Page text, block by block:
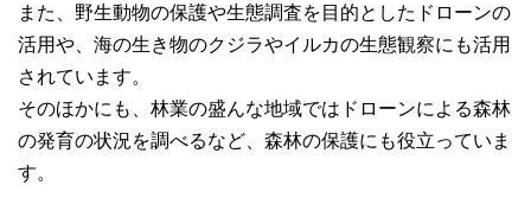
また、野生動物の保護や生態調査を目的としたドローンの
活用や、海の生き物のクジラやイルカの生態観察にも活用
されています。
そのほかにも、林業の盛んな地域ではドローンによる森林
の発育の状況を調べるなど、森林の保護にも役立っていま
す。